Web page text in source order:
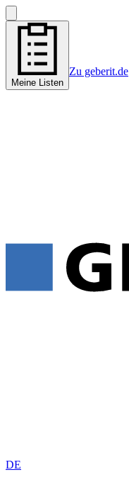
Meine Listen
Zu geberit.de
DE